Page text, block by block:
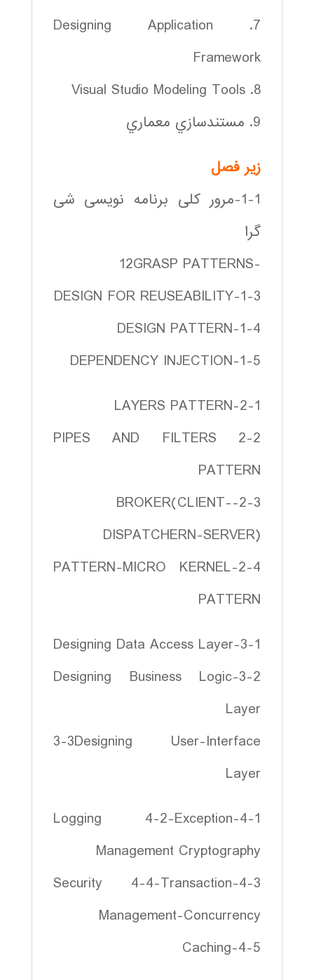
7. Designing Application
Framework
8. Visual Studio Modeling Tools
9. مستندسازي معماري
زير فصل
1-1-مرور کلی برنامه نویسی شی
گرا
-12GRASP PATTERNS
1-3-DESIGN FOR REUSEABILITY
1-4-DESIGN PATTERN
1-5-DEPENDENCY INJECTION
2-1-LAYERS PATTERN
2-2 PIPES AND FILTERS
PATTERN
2-3-BROKER(CLIENT-
DISPATCHERN-SERVER)
2-4-PATTERN-MICRO KERNEL
PATTERN
3-1-Designing Data Access Layer
3-2-Designing Business Logic
Layer
3-3Designing User-Interface
Layer
4-1-Logging 4-2-Exception
Management Cryptography
4-3-Security 4-4-Transaction
Management-Concurrency
4-5-Caching